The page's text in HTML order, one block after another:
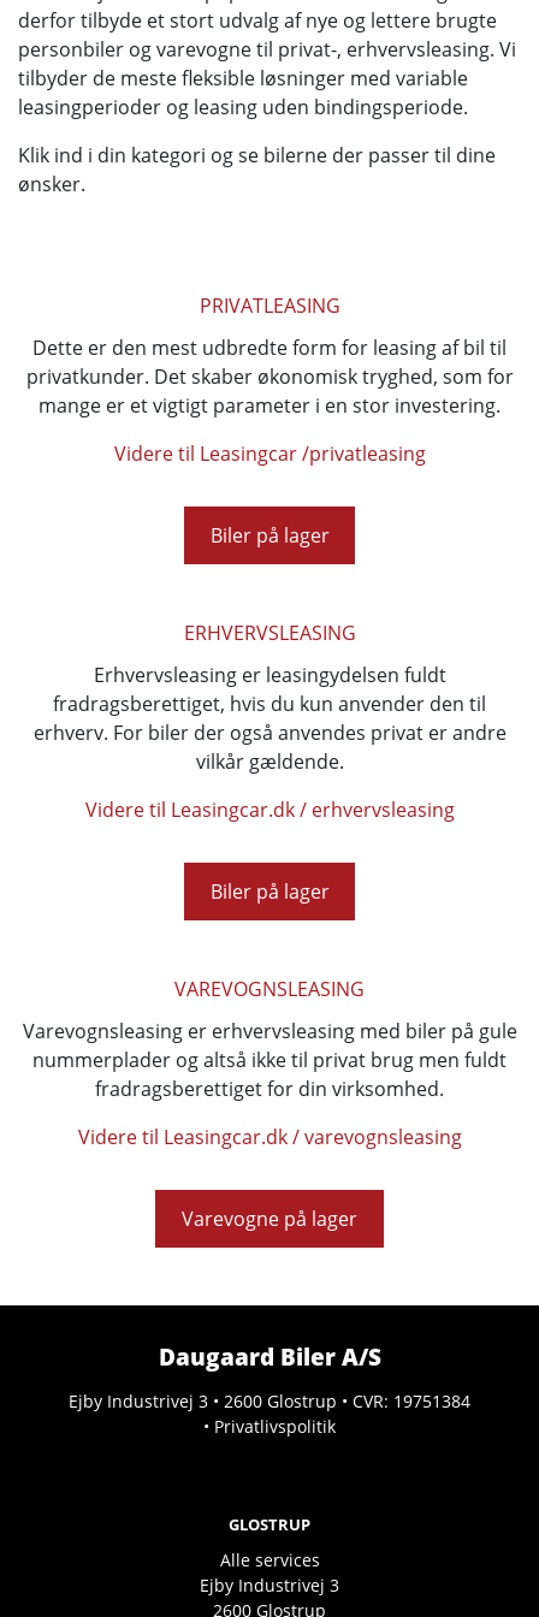
derfor tilbyde et stort udvalg af nye og lettere brugte
personbiler og varevogne til privat-, erhvervsleasing. Vi
tilbyder de meste fleksible løsninger med variable
leasingperioder og leasing uden bindingsperiode.
Klik ind i din kategori og se bilerne der passer til dine
ønsker.
PRIVATLEASING
Dette er den mest udbredte form for leasing af bil til
privatkunder. Det skaber økonomisk tryghed, som for
mange er et vigtigt parameter i en stor investering.
Videre til Leasingcar /privatleasing
Biler på lager
ERHVERVSLEASING
Erhvervsleasing er leasingydelsen fuldt
fradragsberettiget, hvis du kun anvender den til
erhverv. For biler der også anvendes privat er andre
vilkår gældende.
Videre til Leasingcar.dk / erhvervsleasing
Biler på lager
VAREVOGNSLEASING
Varevognsleasing er erhvervsleasing med biler på gule
nummerplader og altså ikke til privat brug men fuldt
fradragsberettiget for din virksomhed.
Videre til Leasingcar.dk / varevognsleasing
Varevogne på lager
Daugaard Biler A/S
Ejby Industrivej 3 • 2600 Glostrup • CVR: 19751384
• Privatlivspolitik
GLOSTRUP
Alle services
Ejby Industrivej 3
2600 Glostrup